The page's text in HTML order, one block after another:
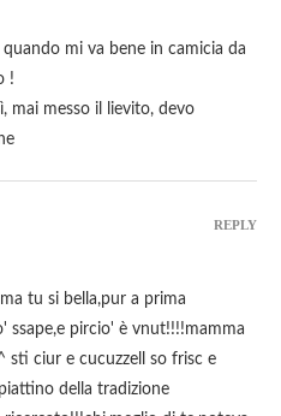
mi va bene in camicia da
!
mai messo il lievito, devo
tu si bella,pur a prima
ssape,e pircio' è vnut!!!!mamma
sti ciur e cucuzzell so frisc e
della tradizione
REPLY